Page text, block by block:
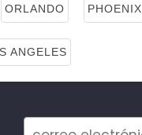
ORLANDO PHOENIX
ANGELES